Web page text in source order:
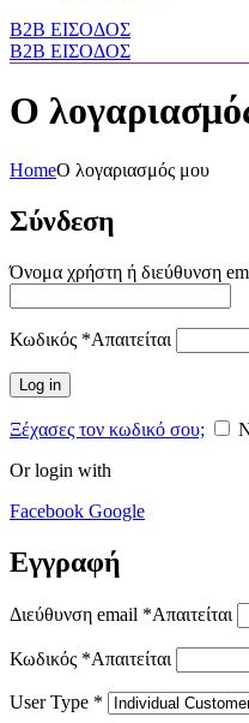
B2B ΕΙΣΟΔΟΣ
B2B ΕΙΣΟΔΟΣ
Ο
HomeΟ λογαριασμός μου
Σύνδεση
Όνομα χρήστη ή διεύθυνση
Κωδικός *Απαιτείται
Log in
Ξέχασες τον κωδικό σου;
Or login with
Facebook Google
Εγγραφή
Διεύθυνση email *Απαιτείται
Κωδικός *Απαιτείται
User Type *